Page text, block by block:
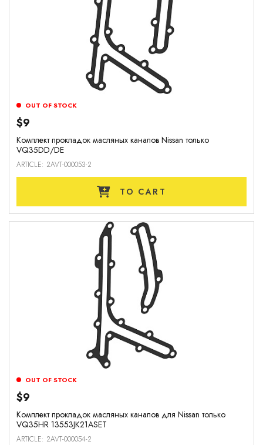
Комплект прокладок масляных каналов Nissan только
VQ35DD/DE
ARTICLE: 2AVT-000053-2
OUT OF STOCK
$9
TO CART
Комплект прокладок масляных каналов для Nissan только
VQ35HR 13553JK21ASET
ARTICLE: 2AVT-000054-2
OUT OF STOCK
$9